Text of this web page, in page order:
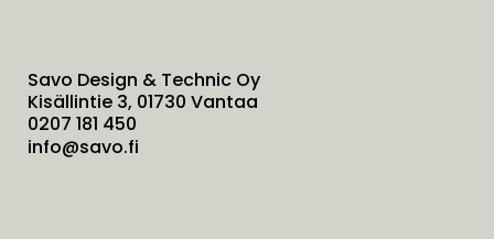
Savo Design & Technic Oy
Kisällintie 3, 01730 Vantaa
0207 181 450
info@savo.fi